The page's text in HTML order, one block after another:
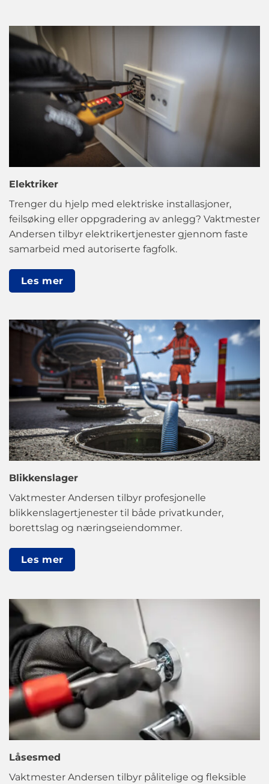
Elektriker
Trenger du hjelp med elektriske installasjoner,
feilsøking eller oppgradering av anlegg? Vaktmester
Andersen tilbyr elektrikertjenester gjennom faste
samarbeid med autoriserte fagfolk.
Les mer
Blikkenslager
Vaktmester Andersen tilbyr profesjonelle
blikkenslagertjenester til både privatkunder,
borettslag og næringseiendommer.
Les mer
Låsesmed
Vaktmester Andersen tilbyr pålitelige og fleksible